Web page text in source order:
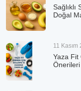
Doğal
11 Kasım
Yaza Fit
Önerileri